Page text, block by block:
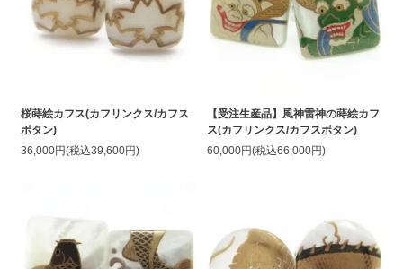
桜蒔絵カフス(カフリンクス/カフス
ボタン)
36,000円(税込39,600円)
【受注生産品】風神雷神の蒔絵カフ
ス(カフリンクス/カフスボタン)
60,000円(税込66,000円)